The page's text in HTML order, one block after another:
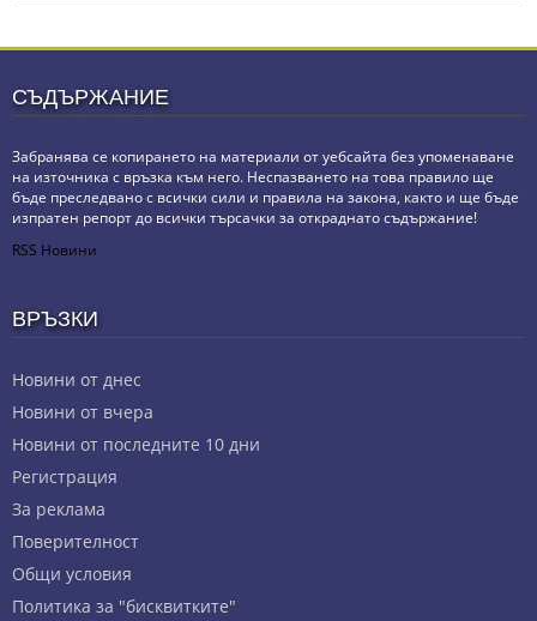
СЪДЪРЖАНИЕ
Забранява се копирането на материали от уебсайта без упоменаване
на източника с връзка към него. Неспазването на това правило ще
бъде преследвано с всички сили и правила на закона, както и ще бъде
изпратен репорт до всички търсачки за откраднато съдържание!
RSS Новини
ВРЪЗКИ
Новини от днес
Новини от вчера
Новини от последните 10 дни
Регистрация
За реклама
Πoвepитeлнocт
Общи условия
Политика за "бисквитките"